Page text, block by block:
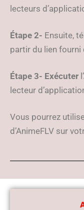
lecteurs
Étape 2- Ensuite,
partir du lien fourni
Étape 3- Exécuter
lecteur
Vous pourrez
d’AnimeFLV sur